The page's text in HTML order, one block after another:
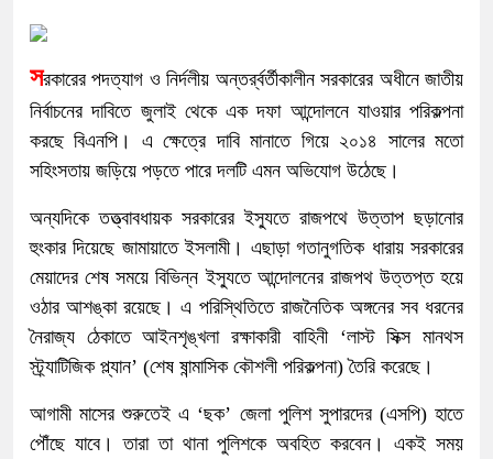
সরকারের পদত্যাগ ও নির্দলীয় অন্তর্র্বর্তীকালীন সরকারের অধীনে জাতীয়
নির্বাচনের দাবিতে জুলাই থেকে এক দফা আন্দোলনে যাওয়ার পরিকল্পনা
করছে বিএনপি। এ ক্ষেত্রে দাবি মানাতে গিয়ে ২০১৪ সালের মতো
সহিংসতায় জড়িয়ে পড়তে পারে দলটি এমন অভিযোগ উঠেছে।
অন্যদিকে তত্ত্বাবধায়ক সরকারের ইস্যুতে রাজপথে উত্তাপ ছড়ানোর
হুংকার দিয়েছে জামায়াতে ইসলামী। এছাড়া গতানুগতিক ধারায় সরকারের
মেয়াদের শেষ সময়ে বিভিন্ন ইস্যুতে আন্দোলনের রাজপথ উত্তপ্ত হয়ে
ওঠার আশঙ্কা রয়েছে। এ পরিস্থিতিতে রাজনৈতিক অঙ্গনের সব ধরনের
নৈরাজ্য ঠেকাতে আইনশৃঙ্খলা রক্ষাকারী বাহিনী ‘লাস্ট সিক্স মানথস
স্ট্র্যাটিজিক প্ল্যান’ (শেষ ষান্মাসিক কৌশলী পরিকল্পনা) তৈরি করেছে।
আগামী মাসের শুরুতেই এ ‘ছক’ জেলা পুলিশ সুপারদের (এসপি) হাতে
পৌঁছে যাবে। তারা তা থানা পুলিশকে অবহিত করবেন। একই সময়